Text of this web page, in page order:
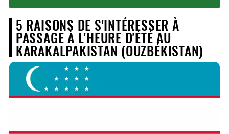
5 RAISONS DE S'INTÉRESSER À
PASSAGE À L'HEURE D'ÉTÉ AU
KARAKALPAKISTAN (OUZBÉKISTAN)